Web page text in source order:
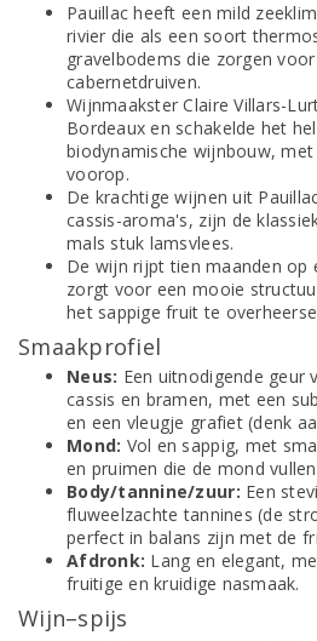
Pauillac heeft een mild
rivier die als een soort
gravelbodems die zorgen
cabernetdruiven.
Wijnmaakster Claire Villars-
Bordeaux en schakelde het
biodynamische wijnbouw,
voorop.
De krachtige wijnen uit
cassis-aroma's, zijn de
mals stuk lamsvlees.
De wijn rijpt tien maanden op
zorgt voor een mooie
het sappige fruit te
Smaakprofiel
Neus: Een uitnodigende geur
cassis en bramen, met een
en een vleugje grafiet (denk
Mond: Vol en sappig, met
en pruimen die de mond
Body/tannine/zuur: Een
fluweelzachte tannines (de
perfect in balans zijn met de
Afdronk: Lang en elegant,
fruitige en kruidige nasmaak.
Wijn–spijs